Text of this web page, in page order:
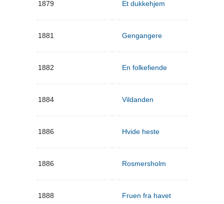
1879 Et dukkehjem
1881 Gengangere
1882 En folkefiende
1884 Vildanden
1886 Hvide heste
1886 Rosmersholm
1888 Fruen fra havet